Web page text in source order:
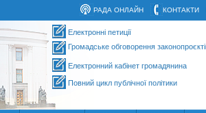
КОНТАКТИ
РАДА ОНЛАЙН
Електронні петиції
Громадське обговорення
Електронний кабінет громадянина
Повний цикл публічної політики